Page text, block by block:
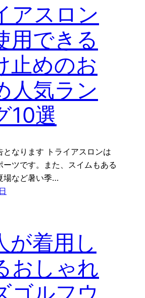
アスロン
用できる
止めのお
人気ラン
10選
となります トライアスロンは
ーツです。また、スイムもある
場など暑い季…
が着用し
おしゃれ
ゴルフウ